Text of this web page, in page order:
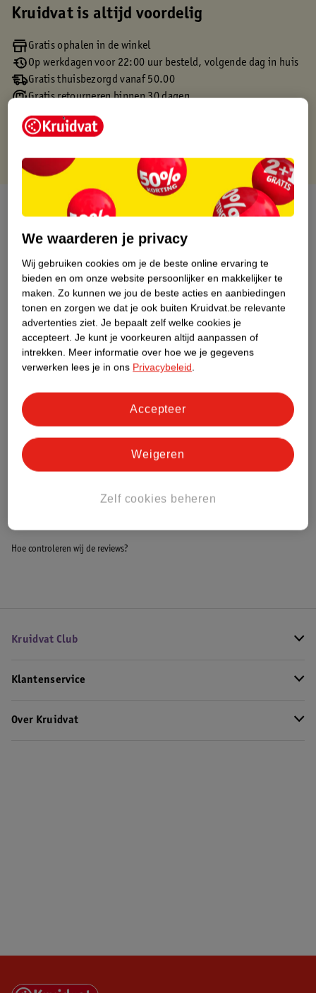
Kruidvat is altijd voordelig
Gratis ophalen in de winkel
Op werkdagen voor 22:00 uur besteld, volgende dag in huis
Gratis thuisbezorgd vanaf 50.00
Gratis retourneren binnen 30 dagen
Gratis punten met je Kruidvat kaart
Over dit product
Productinformatie
Etiketinformatie
Nature Impact Score
Dit product heeft (nog) geen Nature
Impact Score.
Meer informatie
Bestel & Bezorginformatie
Hoe controleren wij de reviews?
Kruidvat Club
Klantenservice
Over Kruidvat
We waarderen je privacy
Wij gebruiken cookies om je de beste online ervaring te
bieden en om onze website persoonlijker en makkelijker te
maken. Zo kunnen we jou de beste acties en aanbiedingen
tonen en zorgen we dat je ook buiten Kruidvat.be relevante
advertenties ziet. Je bepaalt zelf welke cookies je
accepteert. Je kunt je voorkeuren altijd aanpassen of
intrekken. Meer informatie over hoe we je gegevens
verwerken lees je in ons Privacybeleid.
Zelf cookies beheren
Weigeren
Accepteer